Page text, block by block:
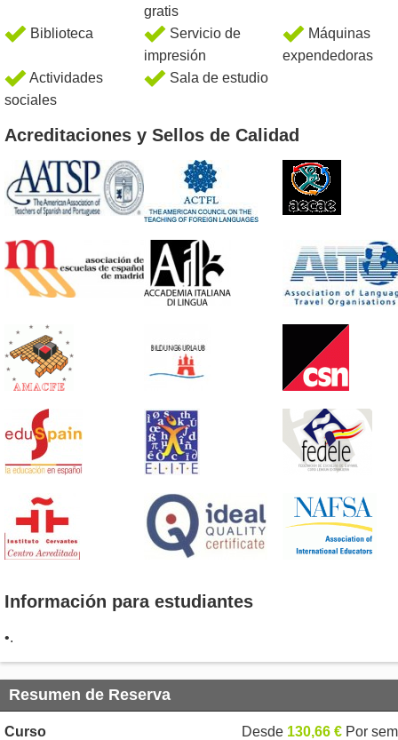
gratis
Biblioteca
Servicio de
impresión
Máquinas
expendedoras
Actividades
sociales
Sala de estudio
Acreditaciones y Sellos de Calidad
Información para estudiantes
•.
Resumen de Reserva
Curso Desde 130,66 € Por